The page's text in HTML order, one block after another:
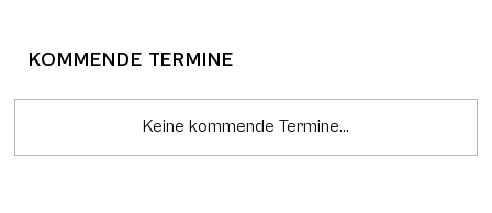
KOMMENDE TERMINE
Keine kommende Termine...